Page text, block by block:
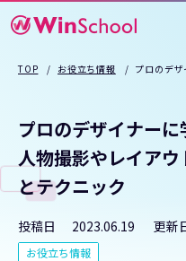
TOP お役立ち情報 プロのデ
プロのデザイナーに
人物撮影やレイア
とテクニック
投稿日 2023.06.19 更新
お役立ち情報